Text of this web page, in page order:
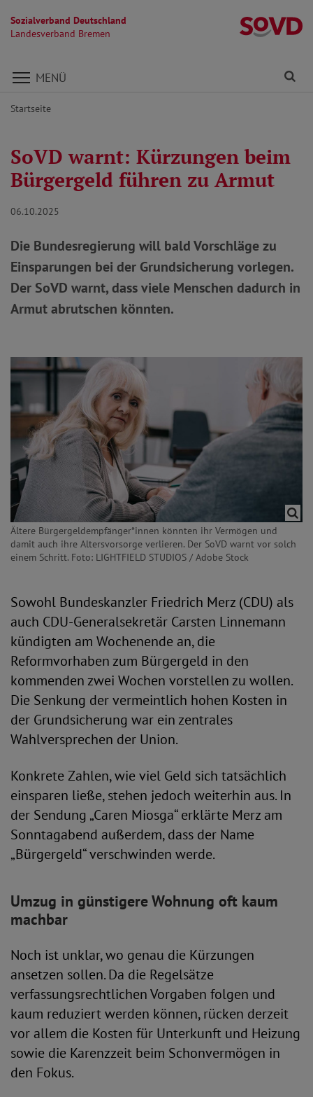
Sozialverband Deutschland
Landesverband Bremen
Direkt zu den Inhalten springen
MENÜ
Startseite
SoVD warnt: Kürzungen beim
Bürgergeld führen zu Armut
06.10.2025
Die Bundesregierung will bald Vorschläge zu
Einsparungen bei der Grundsicherung vorlegen.
Der SoVD warnt, dass viele Menschen dadurch in
Armut abrutschen könnten.
Ältere Bürgergeldempfänger*innen könnten ihr Vermögen und
damit auch ihre Altersvorsorge verlieren. Der SoVD warnt vor solch
einem Schritt. Foto: LIGHTFIELD STUDIOS / Adobe Stock
Sowohl Bundeskanzler Friedrich Merz (CDU) als
auch CDU-Generalsekretär Carsten Linnemann
kündigten am Wochenende an, die
Reformvorhaben zum Bürgergeld in den
kommenden zwei Wochen vorstellen zu wollen.
Die Senkung der vermeintlich hohen Kosten in
der Grundsicherung war ein zentrales
Wahlversprechen der Union.
Konkrete Zahlen, wie viel Geld sich tatsächlich
einsparen ließe, stehen jedoch weiterhin aus. In
der Sendung „Caren Miosga“ erklärte Merz am
Sonntagabend außerdem, dass der Name
„Bürgergeld“ verschwinden werde.
Umzug in günstigere Wohnung oft kaum
machbar
Noch ist unklar, wo genau die Kürzungen
ansetzen sollen. Da die Regelsätze
verfassungsrechtlichen Vorgaben folgen und
kaum reduziert werden können, rücken derzeit
vor allem die Kosten für Unterkunft und Heizung
sowie die Karenzzeit beim Schonvermögen in
den Fokus.